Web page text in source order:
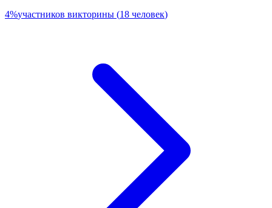
4%участников викторины (18 человек)